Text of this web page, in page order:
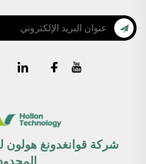
شركة قوانغدونغ هولون